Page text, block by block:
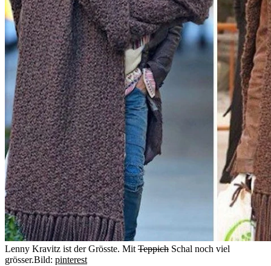
Lenny Kravitz ist der Grösste. Mit Teppich Schal noch viel
grösser.Bild: pinterest